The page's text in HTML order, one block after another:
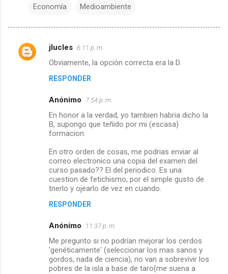
Economía Medioambiente
C
jlucles 6:11 p. m.
Obviamente, la opción correcta era la D.
RESPONDER
Anónimo 7:54 p. m.
En honor a la verdad, yo tambien habria dicho la
B, supongo que teñido por mi (escasa)
formacion.
En otro orden de cosas, me podrias enviar al
correo electronico una copia del examen del
curso pasado?? El del periodico. Es una
cuestion de fetichismo, por el simple gusto de
tnerlo y ojearlo de vez en cuando.
RESPONDER
Anónimo 11:37 p. m.
Me pregunto si no podrían mejorar los cerdos
'genéticamente' (seleccionar los mas sanos y
gordos, nada de ciencia), no van a sobrevivir los
pobres de la isla a base de taro(me suena a